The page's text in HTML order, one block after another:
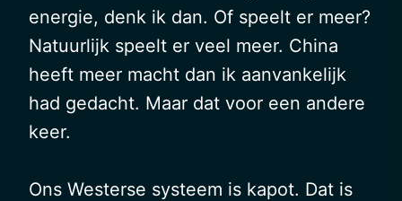
energie, denk ik dan. Of speelt er meer?
Natuurlijk speelt er veel meer. China
heeft meer macht dan ik aanvankelijk
had gedacht. Maar dat voor een andere
keer.
Ons Westerse systeem is kapot. Dat is